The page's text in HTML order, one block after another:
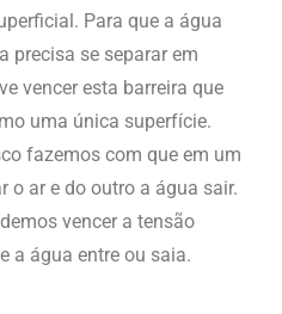
Para que a água
precisa se separar em
vencer esta barreira que
uma única superfície.
fazemos com que em um
o ar e do outro a água sair.
vencer a tensão
a água entre ou saia.